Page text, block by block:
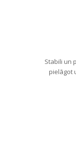
Stabili un
pielāgot